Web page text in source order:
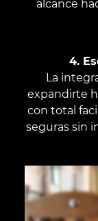
alcance
4.
La
expandirte
con total
seguras sin